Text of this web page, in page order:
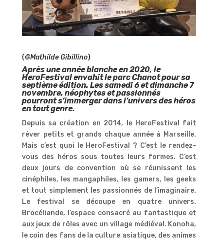
(©Mathilde Gibillino)
Après une année blanche en 2020, le
HeroFestival envahit le parc Chanot pour sa
septième édition. Les samedi 6 et dimanche 7
novembre, néophytes et passionnés
pourront s’immerger dans l’univers des héros
en tout genre.
Depuis sa création en 2014, le HeroFestival fait
rêver petits et grands chaque année à Marseille.
Mais c’est quoi le HeroFestival ? C’est le rendez-
vous des héros sous toutes leurs formes. C’est
deux jours de convention où se réunissent les
cinéphiles, les mangaphiles, les gamers, les geeks
et tout simplement les passionnés de l’imaginaire.
Le festival se découpe en quatre univers.
Brocéliande, l’espace consacré au fantastique et
aux jeux de rôles avec un village médiéval. Konoha,
le coin des fans de la culture asiatique, des animes